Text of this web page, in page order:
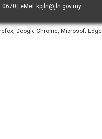
| eMel: kpjln@jln.gov.my
Google Chrome, Microsoft